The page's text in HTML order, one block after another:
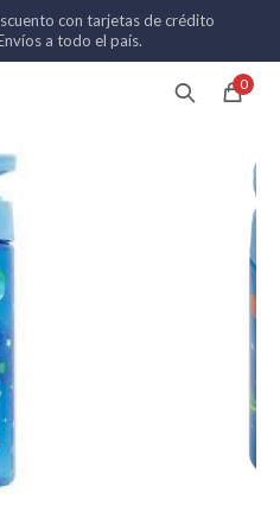
con tarjetas de crédito
a todo el país.
0
MI CUENTA